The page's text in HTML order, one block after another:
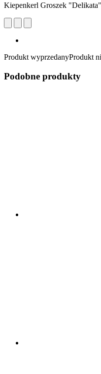
Kiepenkerl Groszek "Delikata"
Produkt wyprzedanyProdukt
Podobne produkty